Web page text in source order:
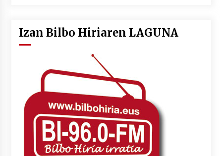
Izan Bilbo Hiriaren LAGUNA